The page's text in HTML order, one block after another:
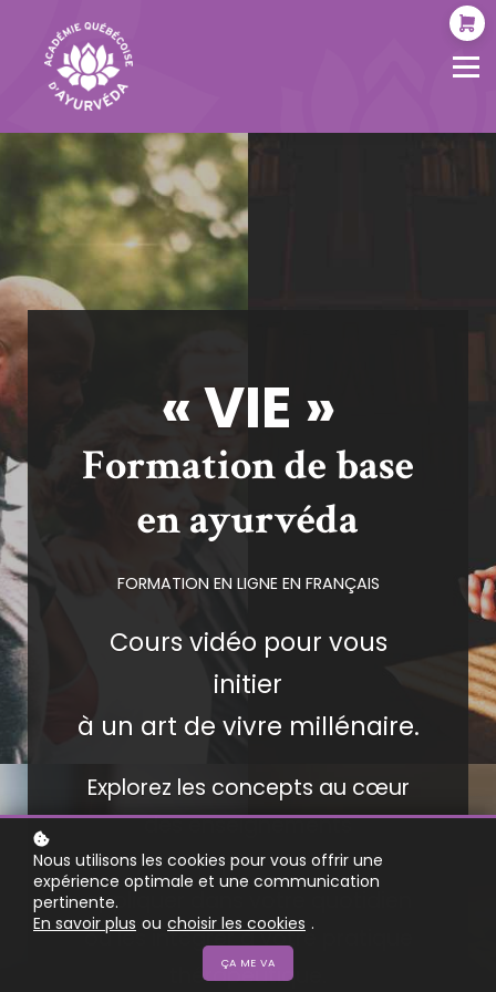
SOCIAL
MON COMPTE
« VIE »
Formation de base
en ayurvéda
FORMATION EN LIGNE EN FRANÇAIS
Cours vidéo pour vous
initier
à un art de vivre millénaire.
Explorez les concepts au cœur
des enseignements
ayurvédiques afin de les
appliquer dans votre quotidien
ou les intégrer à votre pratique
thérapeutique.
Nous utilisons les cookies pour vous offrir une
expérience optimale et une communication
pertinente.
En savoir plus ou choisir les cookies .
ÇA ME VA